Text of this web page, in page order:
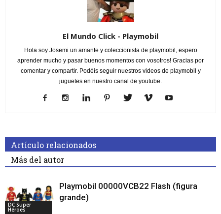
El Mundo Click - Playmobil
Hola soy Josemi un amante y coleccionista de playmobil, espero
aprender mucho y pasar buenos momentos con vosotros! Gracias por
comentar y compartir. Podéis seguir nuestros videos de playmobil y
juguetes en nuestro canal de youtube.
Artículo relacionados
Más del autor
DC Super
Héroes
Playmobil 00000VCB22 Flash (figura
grande)